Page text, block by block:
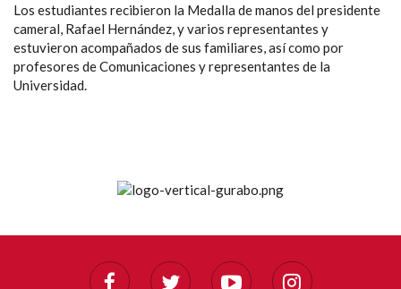
Los estudiantes recibieron la Medalla de manos del presidente
cameral, Rafael Hernández, y varios representantes y
estuvieron acompañados de sus familiares, así como por
profesores de Comunicaciones y representantes de la
Universidad.